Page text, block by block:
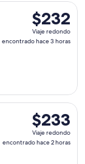
$232
Viaje
redondo,
$232
Viaje redondo
encontrado hace 3 horas
14 oct.
$233
Viaje
redondo,
$233
Viaje redondo
encontrado hace 2 horas
salida el mié, 7